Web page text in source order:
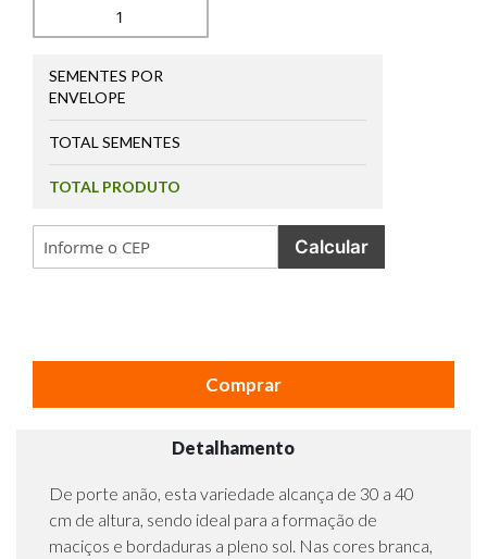
SEMENTES POR
ENVELOPE
TOTAL SEMENTES
TOTAL PRODUTO
Calcular
Comprar
Detalhamento
De porte anão, esta variedade alcança de 30 a 40
cm de altura, sendo ideal para a formação de
maciços e bordaduras a pleno sol. Nas cores branca,